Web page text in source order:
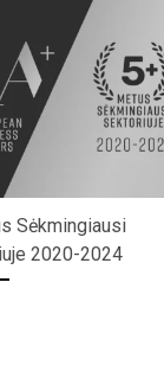
Sėkmingiausi
2020-2024